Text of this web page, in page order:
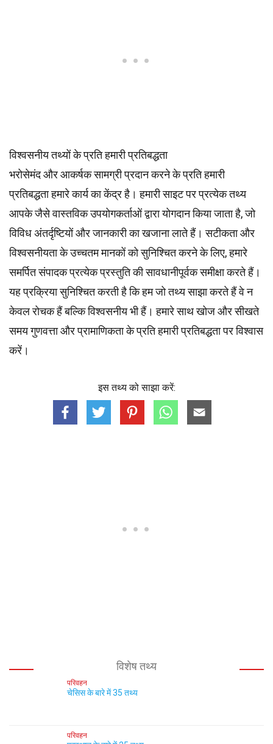
विश्वसनीय तथ्यों के प्रति हमारी प्रतिबद्धता
भरोसेमंद और आकर्षक सामग्री प्रदान करने के प्रति हमारी
प्रतिबद्धता हमारे कार्य का केंद्र है। हमारी साइट पर प्रत्येक तथ्य
आपके जैसे वास्तविक उपयोगकर्ताओं द्वारा योगदान किया जाता है, जो
विविध अंतर्दृष्टियों और जानकारी का खजाना लाते हैं। सटीकता और
विश्वसनीयता के उच्चतममानकोंको सुनिश्चित करने के लिए, हमारे
समर्पितसंपादकप्रत्येक प्रस्तुति की सावधानीपूर्वक समीक्षा करते हैं।
यह प्रक्रिया सुनिश्चित करती है कि हम जो तथ्य साझा करते हैं वे न
केवल रोचक हैं बल्कि विश्वसनीय भी हैं। हमारे साथ खोज और सीखते
समय गुणवत्ता और प्रामाणिकता के प्रति हमारी प्रतिबद्धता पर विश्वास
करें।
इस तथ्य को साझा करें:
विशेष तथ्य
परिवहन
चेसिस के बारे में 35 तथ्य
परिवहन